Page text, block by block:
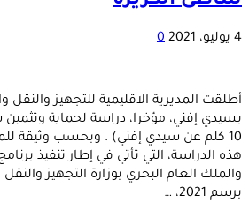
4 يوليو، 2021 0
أطلقت المديرية الاقليمية للتجهيز والنقل
بسيدي إفني، مؤخرا، دراسة لحماية
10 كلم عن سيدي إفني) . وبحسب وثيقة
هذه الدراسة، التي تأتي في إطار تنفيذ
والملك العام البحري بوزارة التجهيز
برسم 2021، …